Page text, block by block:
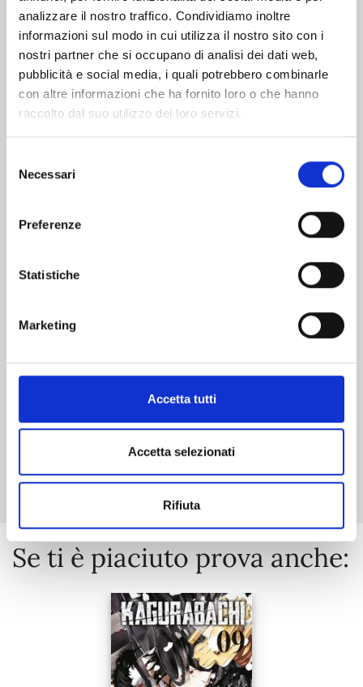
analizzare il nostro traffico. Condividiamo inoltre
informazioni sul modo in cui utilizza il nostro sito con i
nostri partner che si occupano di analisi dei dati web,
pubblicità e social media, i quali potrebbero combinarle
con altre informazioni che ha fornito loro o che hanno
raccolto dal suo utilizzo dei loro servizi.
delNecessari
Preferenze
Statistiche
Marketing
Accetta tutti
Accetta selezionati
Rifiuta
€ 6,90
Mostra tutto
Se ti è piaciuto prova anche: